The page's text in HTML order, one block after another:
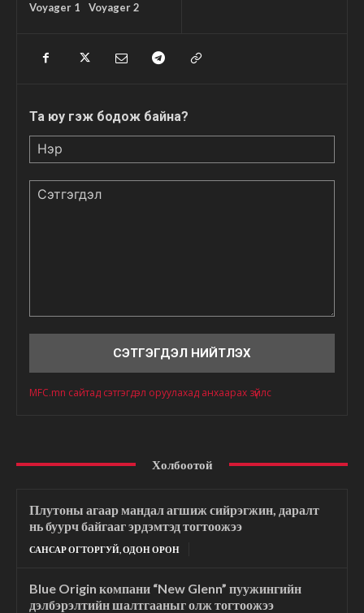
Voyager 1
Voyager 2
Та юу гэж бодож байна?
MFC.mn сайтад сэтгэгдэл оруулахад анхаарах зүйлс
Холбоотой
Плутоны агаар мандал агшиж сийрэгжин, даралт
нь буурч байгааг эрдэмтэд тогтоожээ
САНСАР ОГТОРГУЙ, ОДОН ОРОН
Blue Origin компани “New Glenn” пуужингийн
дэлбэрэлтийн шалтгааныг олж тогтоожээ